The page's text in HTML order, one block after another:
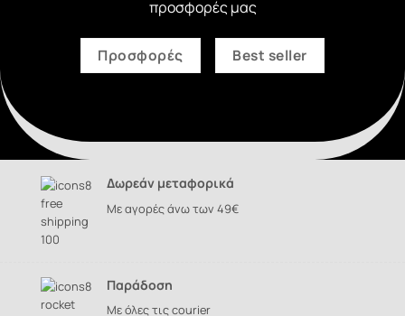
προσφορές μας
Προσφορές Best seller
Δωρεάν μεταφορικά
Με αγορές άνω των 49€
Παράδοση
Με όλες τις courier